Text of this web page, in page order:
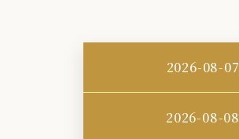
2026-08-07
2026-08-08